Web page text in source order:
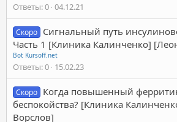
Ответы 0 04.12.21
Скоро Сигнальный путь
Часть 1 [Клиника Калинченко]
Bot Kursoff.net
Ответы 0 15.02.23
Скоро Когда повышенный
беспокойства? [Клиника
Ворслов]